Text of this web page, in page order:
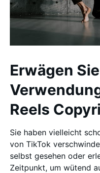
Erwägen
Reels
Sie haben vielleicht
von TikTok
selbst gesehen oder
Zeitpunkt, um wütend